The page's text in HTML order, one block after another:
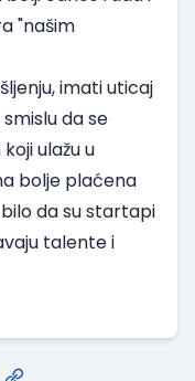
"našim
imati uticaj
da se
ulažu u
bolje plaćena
da su startapi
talente i